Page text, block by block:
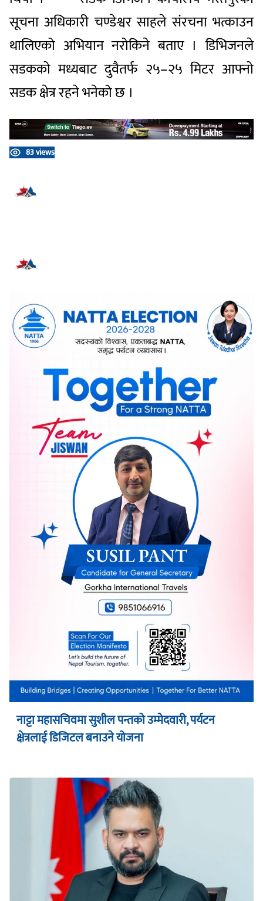
सूचना अधिकारी चण्डेश्वर साहले संरचना भत्काउन
थालिएको अभियान नरोकिने बताए । डिभिजनले
सडकको मध्यबाट दुवैतर्फ २५–२५ मिटर आफ्नो
सडक क्षेत्र रहने भनेको छ ।
83 views
नाट्टा महासचिवमा सुशील पन्तको उम्मेदवारी, पर्यटन
क्षेत्रलाई डिजिटल बनाउने योजना